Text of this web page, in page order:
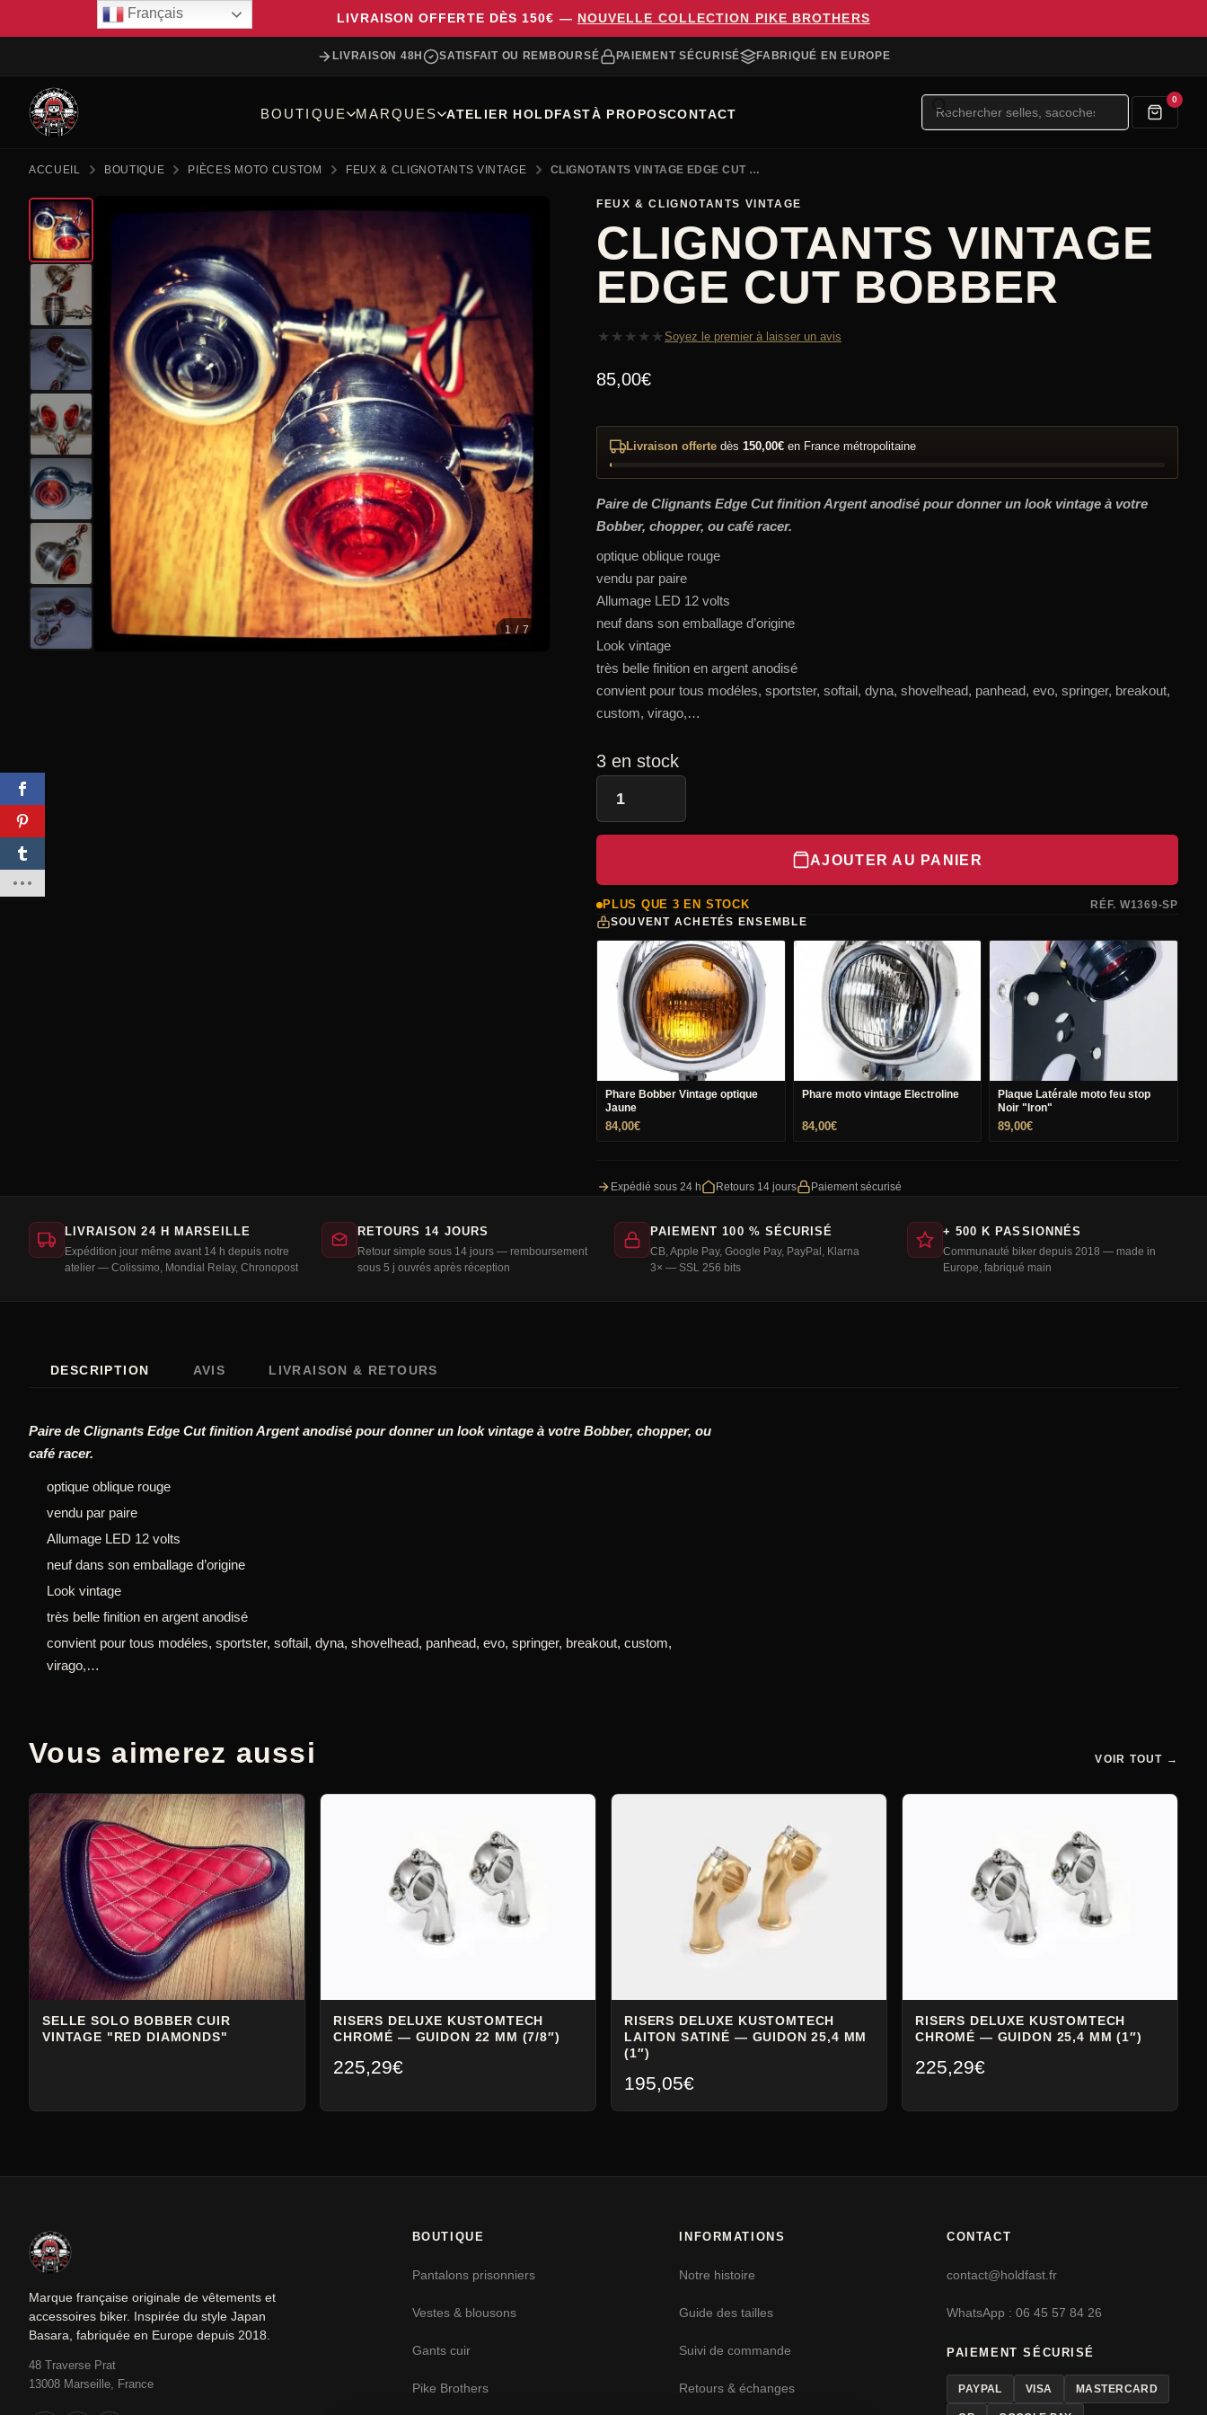
LIVRAISON OFFERTE DÈS 150€ — NOUVELLE COLLECTION PIKE BROTHERS
LIVRAISON 48H SATISFAIT OU REMBOURSÉ PAIEMENT SÉCURISÉ FABRIQUÉ EN EUROPE
BOUTIQUE MARQUES ATELIER HOLDFASTÀ PROPOSCONTACT
Recherche
de
0
ACCUEIL BOUTIQUE PIÈCES MOTO CUSTOM FEUX & CLIGNOTANTS VINTAGE CLIGNOTANTS VINTAGE EDGE CUT BOBBER
1 / 7
FEUX & CLIGNOTANTS VINTAGE
CLIGNOTANTS VINTAGE
EDGE CUT BOBBER
★ ★ ★ ★ ★ Soyez le premier à laisser un avis
85,00€
Livraison offerte dès 150,00€ en France métropolitaine
Paire de Clignants Edge Cut finition Argent anodisé pour donner un look vintage à votre
Bobber, chopper, ou café racer.
optique oblique rouge
vendu par paire
Allumage LED 12 volts
neuf dans son emballage d’origine
Look vintage
très belle finition en argent anodisé
convient pour tous modéles, sportster, softail, dyna, shovelhead, panhead, evo, springer, breakout,
custom, virago,…
3 en stock
quantité
de
VINTAGE
EDGE
CUT
BOBBER
AJOUTER AU PANIER
PLUS QUE 3 EN STOCK RÉF. W1369-SP
SOUVENT ACHETÉS ENSEMBLE
Phare Bobber Vintage optique
Jaune
84,00€
Phare moto vintage Electroline
84,00€
Plaque Latérale moto feu stop
Noir "Iron"
89,00€
Expédié sous 24 h Retours 14 jours Paiement sécurisé
LIVRAISON 24 H MARSEILLE
Expédition jour même avant 14 h depuis notre
atelier — Colissimo, Mondial Relay, Chronopost
RETOURS 14 JOURS
Retour simple sous 14 jours — remboursement
sous 5 j ouvrés après réception
PAIEMENT 100 % SÉCURISÉ
CB, Apple Pay, Google Pay, PayPal, Klarna
3× — SSL 256 bits
+ 500 K PASSIONNÉS
Communauté biker depuis 2018 — made in
Europe, fabriqué main
DESCRIPTION AVIS LIVRAISON & RETOURS
Paire de Clignants Edge Cut finition Argent anodisé pour donner un look vintage à votre Bobber, chopper, ou
café racer.
optique oblique rouge
vendu par paire
Allumage LED 12 volts
neuf dans son emballage d’origine
Look vintage
très belle finition en argent anodisé
convient pour tous modéles, sportster, softail, dyna, shovelhead, panhead, evo, springer, breakout, custom,
virago,…
Vous aimerez aussi VOIR TOUT →
SELLE SOLO BOBBER CUIR
VINTAGE "RED DIAMONDS"
RISERS DELUXE KUSTOMTECH
CHROMÉ — GUIDON 22 MM (7/8″)
225,29€
RISERS DELUXE KUSTOMTECH
LAITON SATINÉ — GUIDON 25,4 MM
(1″)
195,05€
RISERS DELUXE KUSTOMTECH
CHROMÉ — GUIDON 25,4 MM (1″)
225,29€
Marque française originale de vêtements et
accessoires biker. Inspirée du style Japan
Basara, fabriquée en Europe depuis 2018.
48 Traverse Prat
13008 Marseille, France
BOUTIQUE
Pantalons prisonniers
Vestes & blousons
Gants cuir
Pike Brothers
INFORMATIONS
Notre histoire
Guide des tailles
Suivi de commande
Retours & échanges
CONTACT
contact@holdfast.fr
WhatsApp : 06 45 57 84 26
PAIEMENT SÉCURISÉ
PAYPAL VISA MASTERCARD
Français